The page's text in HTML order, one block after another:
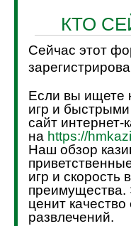
КТО
Сейчас этот
Если вы ищете
игр и
сайт интернет-
на https://
Наш обзор
игр и скорость
преимущества.
ценит
развлечений.